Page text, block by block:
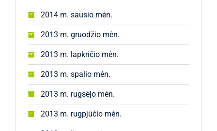
2014 m. sausio mėn.
2013 m. gruodžio mėn.
2013 m. lapkričio mėn.
2013 m. spalio mėn.
2013 m. rugsėjo mėn.
2013 m. rugpjūčio mėn.